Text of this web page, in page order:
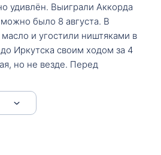
удивлён. Выиграли Аккорда
было 8 августа. В
и угостили ништяками в
Иркутска своим ходом за 4
но не везде. Перед
следования.